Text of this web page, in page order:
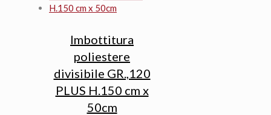
Imbottitura
poliestere
divisibile GR.,120
PLUS H.150 cm x
50cm